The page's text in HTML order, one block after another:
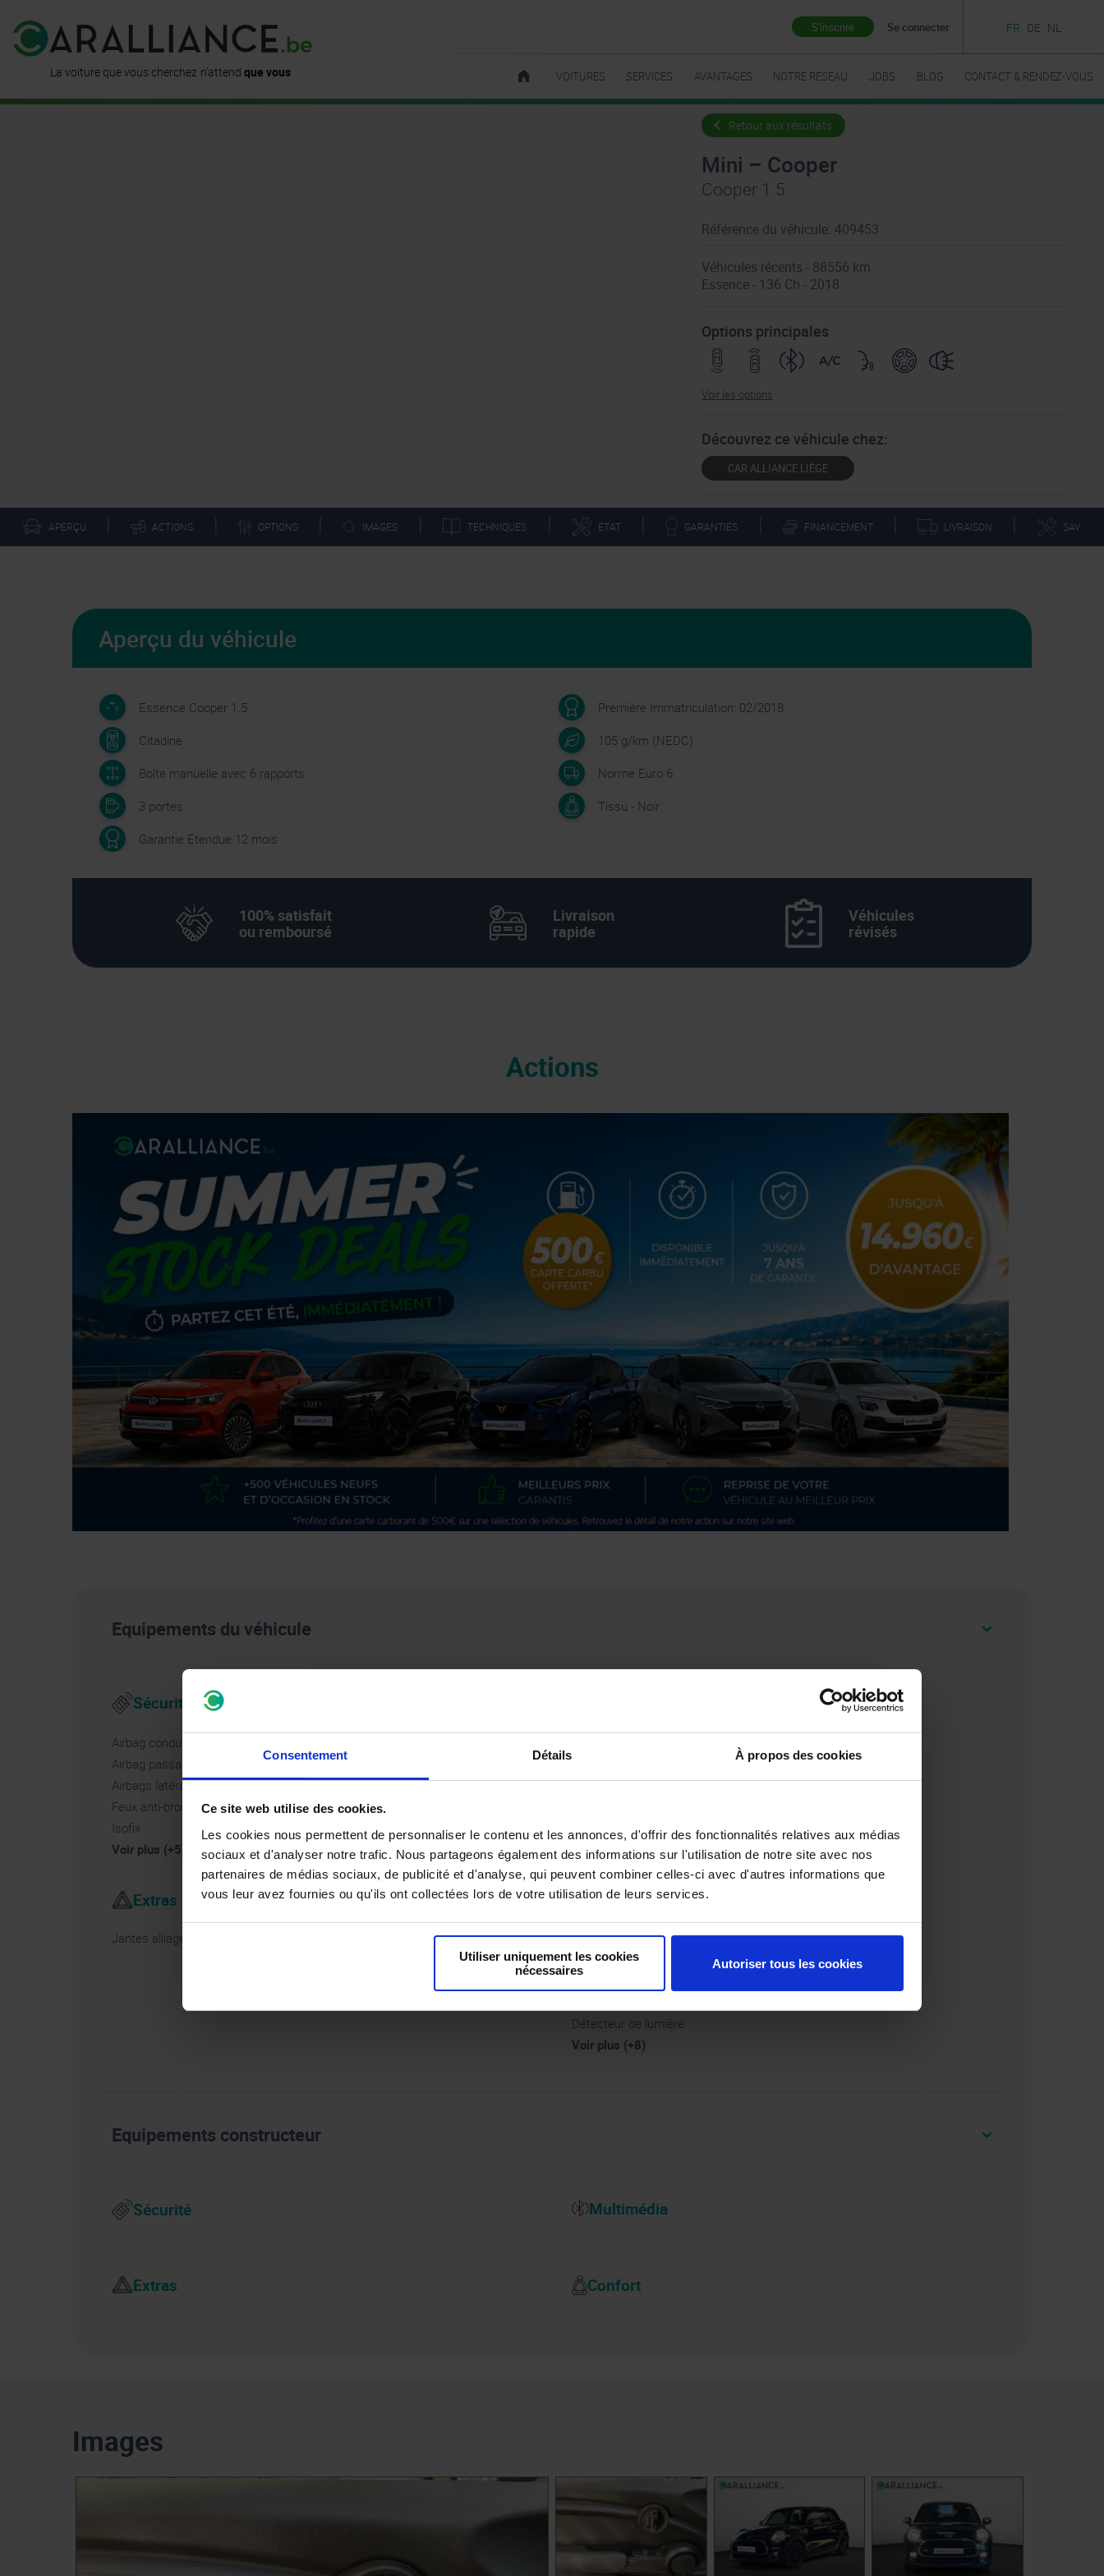
Consentement Détails À propos des cookies
Ce site web utilise des cookies.
Les cookies nous permettent de personnaliser le contenu et les annonces, d'offrir des fonctionnalités relatives aux médias
sociaux et d'analyser notre trafic. Nous partageons également des informations sur l'utilisation de notre site avec nos
partenaires de médias sociaux, de publicité et d'analyse, qui peuvent combiner celles-ci avec d'autres informations que
vous leur avez fournies ou qu'ils ont collectées lors de votre utilisation de leurs services.
Utiliser uniquement les cookies
nécessaires
Autoriser tous les cookies
La voiture que vous cherchez
est déjàdisponible ici
n'attend que vous
S'inscrire Se connecter FR DE NL
VOITURES SERVICES AVANTAGES NOTRE RÉSEAU JOBS BLOG CONTACT & RENDEZ-VOUS
Retour aux résultats
Mini – Cooper
Cooper 1.5
Référence du véhicule: 409453
Véhicules récents - 88556 km
Essence - 136 Ch - 2018
Options principales
Voir les options
Découvrez ce véhicule chez:
CAR ALLIANCE LIÈGE
APERÇU ACTIONS OPTIONS IMAGES TECHNIQUES ÉTAT GARANTIES FINANCEMENT LIVRAISON SAV
Aperçu du véhicule
Essence Cooper 1.5
Citadine
Boîte manuelle avec 6 rapports
3 portes
Garantie Etendue 12 mois
Première Immatriculation: 02/2018
105 g/km (NEDC)
Norme Euro 6
Tissu - Noir
100% satisfait
ou remboursé
Livraison
rapide
Véhicules
révisés
Actions
Equipements du véhicule
Sécurité
Airbag conducteur
Airbag passager
Airbags latéraux
Feux anti-brouillard
Isofix
Voir plus (+5)
Dispositif mains libres
Voir plus (+2)
Extras
Jantes alliage
Confort
Accoudoir central
Capteurs arrière
Détecteur de lumière
Voir plus (+8)
Equipements constructeur
Sécurité Multimédia
Extras Confort
Images